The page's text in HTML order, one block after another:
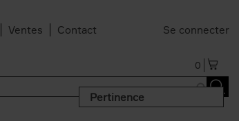
Ventes Contact Se connecter
0
Pertinence